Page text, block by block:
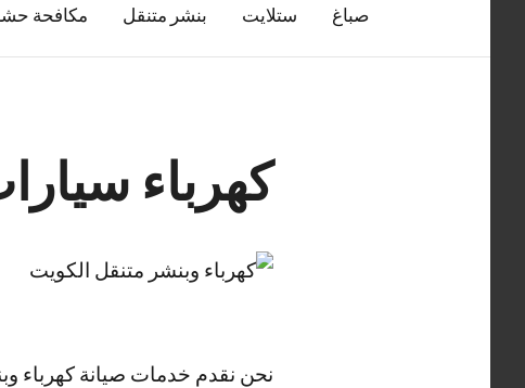
صباغ ستلايت بنشر متنقل مكافحة
كهرباء
نحن نقدم خدمات صيانة كهرباء